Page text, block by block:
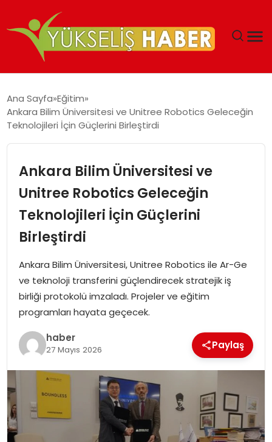
MALIYETLERINI AZALTIYOR’
Ana Sayfa Eğitim
Ankara Bilim Üniversitesi ve Unitree Robotics Geleceğin
Teknolojileri İçin Güçlerini Birleştirdi
Ankara Bilim Üniversitesi ve
Unitree Robotics Geleceğin
Teknolojileri İçin Güçlerini
Birleştirdi
Ankara Bilim Üniversitesi, Unitree Robotics ile Ar-Ge
ve teknoloji transferini güçlendirecek stratejik iş
birliği protokolü imzaladı. Projeler ve eğitim
programları hayata geçecek.
haber
27 Mayıs 2026 Paylaş